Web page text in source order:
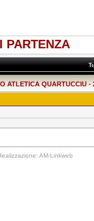
PARTENZA
ATLETICA QUARTUCCIU
AM-Linkweb